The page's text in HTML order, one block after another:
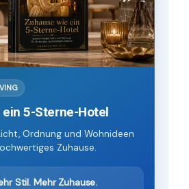
5-Sterne-Hotel
Ordnung und Wohnideen
Zuhause.
Stil. Mehr Zuhause.